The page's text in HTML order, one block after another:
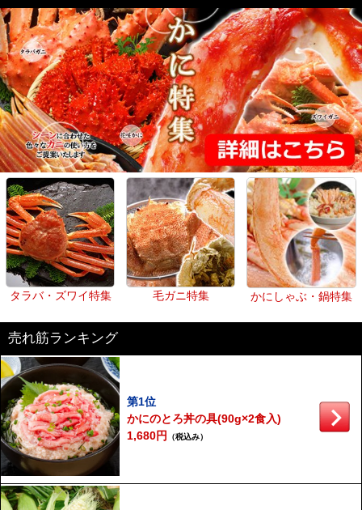
タラバ・ズワイ特集 毛ガニ特集 かにしゃぶ・鍋特集
売れ筋ランキング
第1位
かにのとろ丼の具(90g×2食入)
1,680円
（税込み）